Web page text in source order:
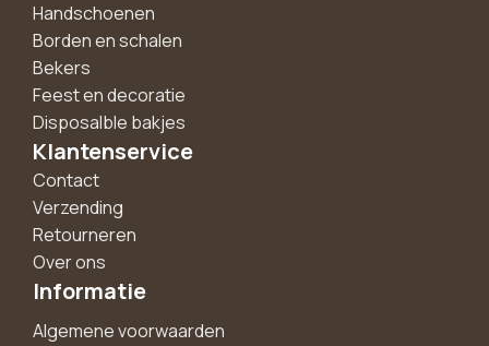
Handschoenen
Borden en schalen
Bekers
Feest en decoratie
Disposalble bakjes
Klantenservice
Contact
Verzending
Retourneren
Over ons
Informatie
Algemene voorwaarden